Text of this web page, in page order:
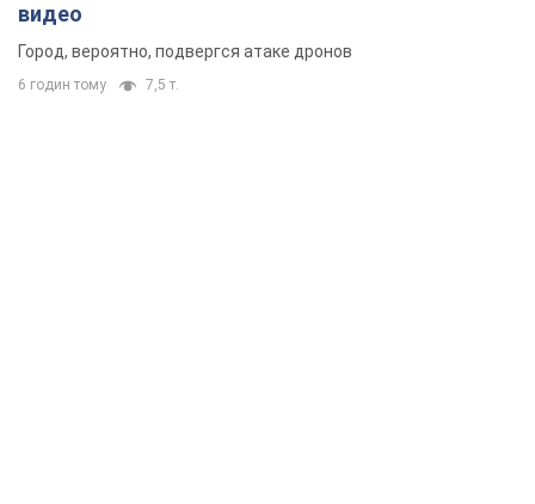
видео
Город, вероятно, подвергся атаке дронов
6 годин тому 7,5 т.